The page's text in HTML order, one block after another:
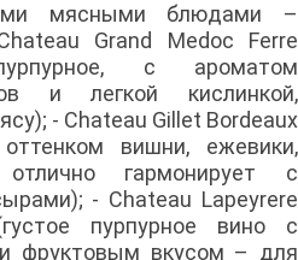
мясными блюдами –
Grand Medoc Ferre
с ароматом
и легкой кислинкой,
- Chateau Gillet Bordeaux
вишни, ежевики,
гармонирует с
- Chateau Lapeyrere
пурпурное вино с
фруктовым вкусом – для